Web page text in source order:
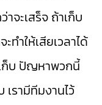
จะเสร็จ ถ้าเก็บ
ทำให้เสียเวลาได้
ก็บ ปัญหาพวกนี้
เรามีทีมงานไว้